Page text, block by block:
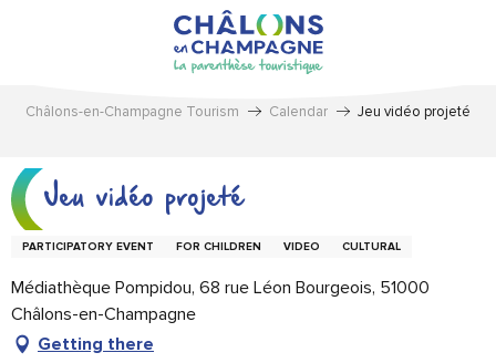
Châlons-en-Champagne Tourism Calendar Jeu vidéo projeté
Jeu vidéo projeté
PARTICIPATORY EVENT FOR CHILDREN VIDEO CULTURAL
Médiathèque Pompidou, 68 rue Léon Bourgeois, 51000
Châlons-en-Champagne
Getting there